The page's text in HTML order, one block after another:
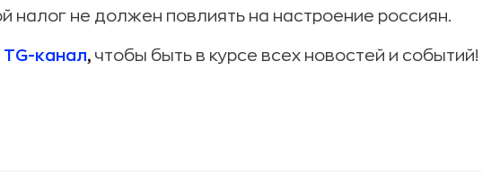
налог не должен повлиять на настроение россиян.
TG-канал, чтобы быть в курсе всех новостей и событий!